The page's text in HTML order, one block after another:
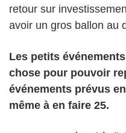
retour sur
avoir un gros ballon au
Les petits
chose pour pouvoir
événements prévus
même à en faire 25.